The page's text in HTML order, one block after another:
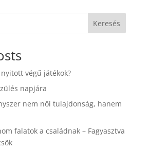
Keresés
végű játékok?
napjára
nem női tulajdonság, hanem
falatok a családnak – Fagyasztva